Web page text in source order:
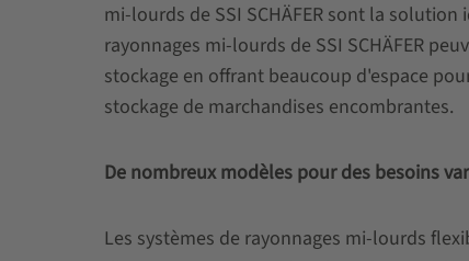
mi-lourds de SSI SCHÄFER sont la
rayonnages mi-lourds de SSI SCHÄFER
stockage en offrant beaucoup d'espace
stockage de marchandises encombrantes.
De nombreux modèles pour des besoins
Les systèmes de rayonnages mi-lourds